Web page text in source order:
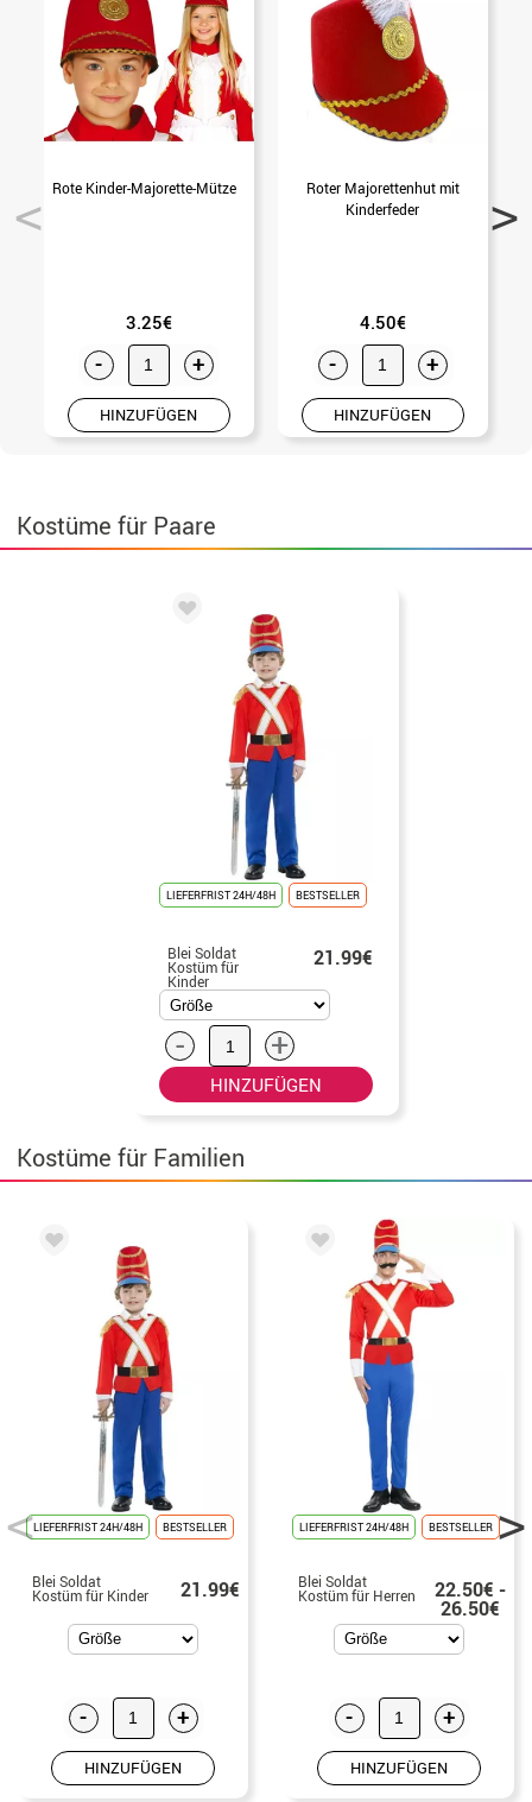
Rote Kinder-Majorette-Mütze
3.25€
- +
HINZUFÜGEN
Roter Majorettenhut mit
Kinderfeder
4.50€
- +
HINZUFÜGEN
Kostüme für Paare
LIEFERFRIST 24H/48H BESTSELLER
Blei Soldat
Kostüm für
Kinder
21.99€
- +
HINZUFÜGEN
Kostüme für Familien
LIEFERFRIST 24H/48H BESTSELLER
Blei Soldat
Kostüm für Kinder 21.99€
- +
HINZUFÜGEN
LIEFERFRIST 24H/48H BESTSELLER
Blei Soldat
Kostüm für Herren 22.50€ -
26.50€
- +
HINZUFÜGEN